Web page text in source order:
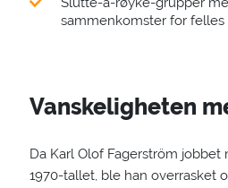
sammenkomster for felles
Vanskeligheten
Da Karl Olof Fagerström
1970-tallet, ble han overrasket